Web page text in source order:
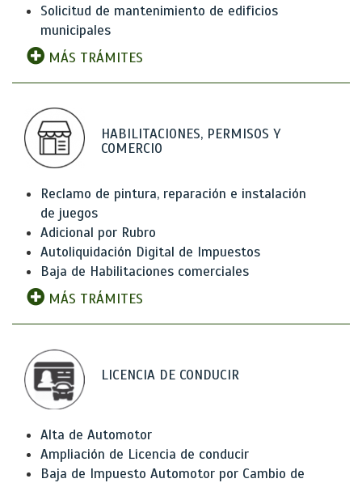
Solicitud de mantenimiento de edificios
municipales
MÁS TRÁMITES
HABILITACIONES, PERMISOS Y
COMERCIO
Reclamo de pintura, reparación e instalación
de juegos
Adicional por Rubro
Autoliquidación Digital de Impuestos
Baja de Habilitaciones comerciales
MÁS TRÁMITES
LICENCIA DE CONDUCIR
Alta de Automotor
Ampliación de Licencia de conducir
Baja de Impuesto Automotor por Cambio de